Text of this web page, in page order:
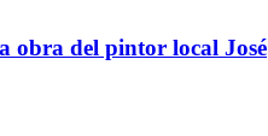
obra del pintor local José